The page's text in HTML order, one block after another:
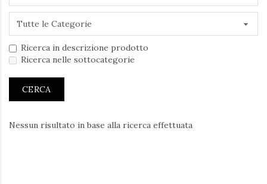
Ricerca in descrizione prodotto
Ricerca nelle sottocategorie
Nessun risultato in base alla ricerca effettuata